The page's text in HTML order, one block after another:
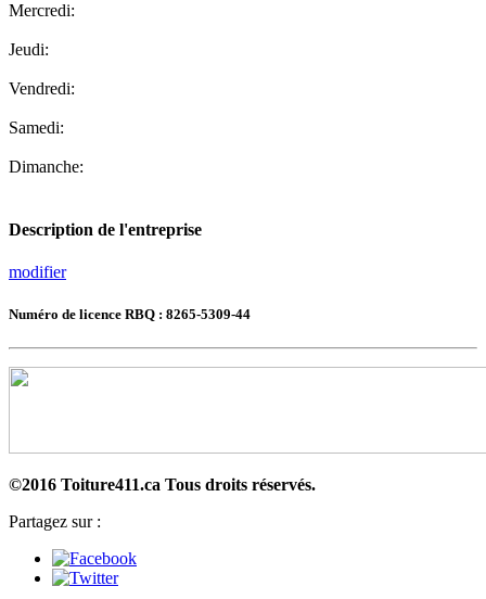
Mercredi:
Jeudi:
Vendredi:
Samedi:
Dimanche:
Description de l'entreprise
modifier
Numéro de licence RBQ : 8265-5309-44
©2016 Toiture411.ca Tous droits réservés.
Partagez sur :